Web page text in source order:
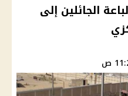
الجائلين إلى